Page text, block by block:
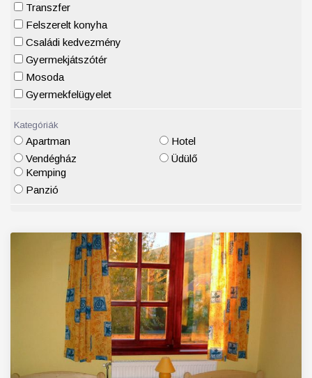
Transzfer
Felszerelt konyha
Családi kedvezmény
Gyermekjátszótér
Mosoda
Gyermekfelügyelet
Kategóriák
Apartman
Vendégház
Hotel
Üdülő
Kemping
Panzió